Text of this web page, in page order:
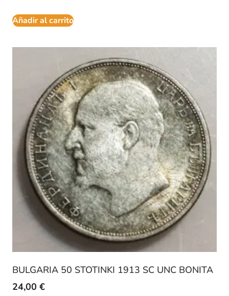
Añadir al carrito
BULGARIA 50 STOTINKI 1913 SC UNC BONITA
24,00 €